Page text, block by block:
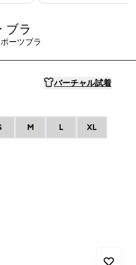
ブラ
ーツブラ
バーチャル試着
M L XL